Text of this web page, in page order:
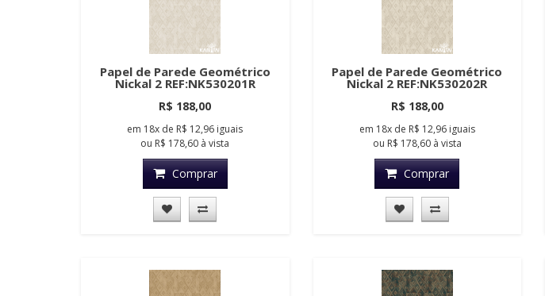
Papel de Parede Geométrico
Nickal 2 REF:NK530201R
R$ 188,00
em 18x de R$ 12,96 iguais
ou R$ 178,60 à vista
Comprar
Papel de Parede Geométrico
Nickal 2 REF:NK530202R
R$ 188,00
em 18xde R$ 12,96 iguais
ou R$ 178,60à vista
Comprar